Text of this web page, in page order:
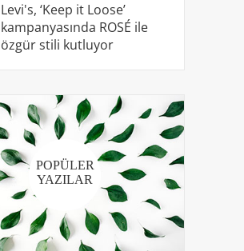
Levi's, ‘Keep it Loose’
kampanyasında ROSÉ ile
özgür stili kutluyor
POPÜLER
YAZILAR